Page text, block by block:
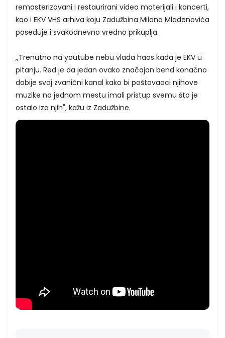
remasterizovani i restaurirani video materijali i koncerti,
kao i EKV VHS arhiva koju Zadužbina Milana Mladenovića
poseduje i svakodnevno vredno prikuplja.
,,Trenutno na youtube nebu vlada haos kada je EKV u
pitanju. Red je da jedan ovako značajan bend konačno
dobije svoj zvanični kanal kako bi poštovaoci njihove
muzike na jednom mestu imali pristup svemu što je
ostalo iza njih", kažu iz Zadužbine.